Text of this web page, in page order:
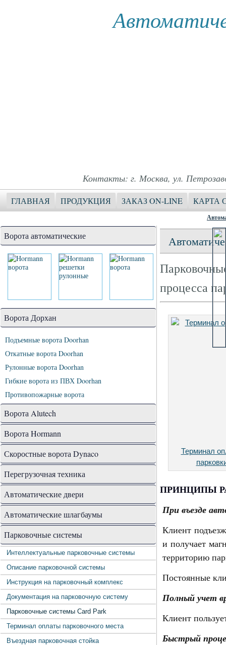
Контакты: г. Москва, ул.
ГЛАВНАЯ ПРОДУКЦИЯ ЗАКАЗ ON-LINE КАРТА
Ворота автоматические
Ворота Дорхан
Подъемные ворота Doorhan
Откатные ворота Doorhan
Рулонные ворота Doorhan
Гибкие ворота из ПВХ Doorhan
Противопожарные ворота
Ворота Alutech
Ворота Hormann
Скоростные ворота Dynaco
Перегрузочная техника
Автоматические двери
Автоматические шлагбаумы
Парковочные системы
Интеллектуальные парковочные системы
Описание парковочной системы
Инструкция на парковочный комплекс
Документация на парковочную систему
Парковочные системы Card Park
Терминал оплаты парковочного места
Въездная парковочная стойка
процесса
Терминал
ПРИНЦИПЫ
При въезде
Клиент
и получает
территорию
Постоянные
Полный учет в
Клиент
Быстрый